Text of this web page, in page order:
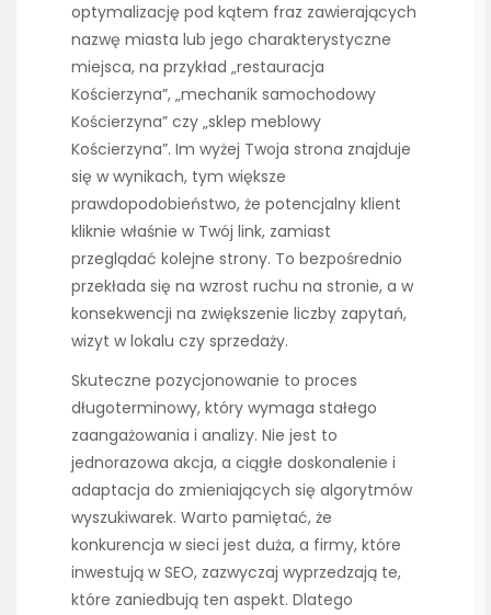
optymalizację pod kątem fraz zawierających
nazwę miasta lub jego charakterystyczne
miejsca, na przykład „restauracja
Kościerzyna”, „mechanik samochodowy
Kościerzyna” czy „sklep meblowy
Kościerzyna”. Im wyżej Twoja strona znajduje
się w wynikach, tym większe
prawdopodobieństwo, że potencjalny klient
kliknie właśnie w Twój link, zamiast
przeglądać kolejne strony. To bezpośrednio
przekłada się na wzrost ruchu na stronie, a w
konsekwencji na zwiększenie liczby zapytań,
wizyt w lokalu czy sprzedaży.
Skuteczne pozycjonowanie to proces
długoterminowy, który wymaga stałego
zaangażowania i analizy. Nie jest to
jednorazowa akcja, a ciągłe doskonalenie i
adaptacja do zmieniających się algorytmów
wyszukiwarek. Warto pamiętać, że
konkurencja w sieci jest duża, a firmy, które
inwestują w SEO, zazwyczaj wyprzedzają te,
które zaniedbują ten aspekt. Dlatego